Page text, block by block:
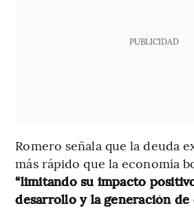
PUBLICIDAD
Romero señala que la deuda
más rápido que la economía
“limitando su impacto
desarrollo y la generación de